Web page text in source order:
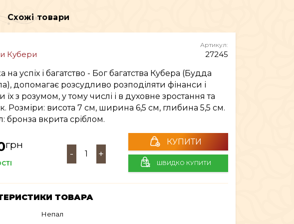
Схожі товари
Кубери
Артикул:
27245
на успіх і багатство - Бог багатства Кубера (Будда
допомагає розсудливо розподіляти фінанси і
їх з розумом, у тому числі і в духовне зростання та
Розміри: висота 7 см, ширина 6,5 см, глибина 5,5 см.
бронза вкрита сріблом.
грн
- +
КУПИТИ
ШВИДКО КУПИТИ
ТОВАРА
Непал